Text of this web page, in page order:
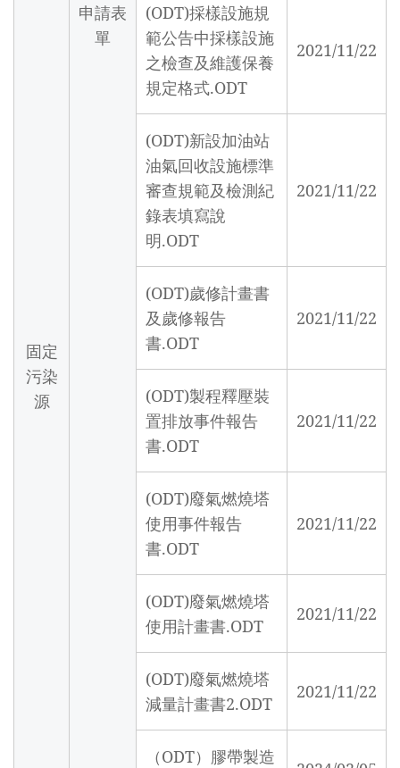
固定
污染
源
申請表
單
(ODT)採樣設施規
範公告中採樣設施
之檢查及維護保養
規定格式.ODT
2021/11/22
(ODT)新設加油站
油氣回收設施標準
審查規範及檢測紀
錄表填寫說
明.ODT
2021/11/22
(ODT)歲修計畫書
及歲修報告
書.ODT
2021/11/22
(ODT)製程釋壓裝
置排放事件報告
書.ODT
2021/11/22
(ODT)廢氣燃燒塔
使用事件報告
書.ODT
2021/11/22
(ODT)廢氣燃燒塔
使用計畫書.ODT
2021/11/22
(ODT)廢氣燃燒塔
減量計畫書2.ODT
2021/11/22
（ODT）膠帶製造